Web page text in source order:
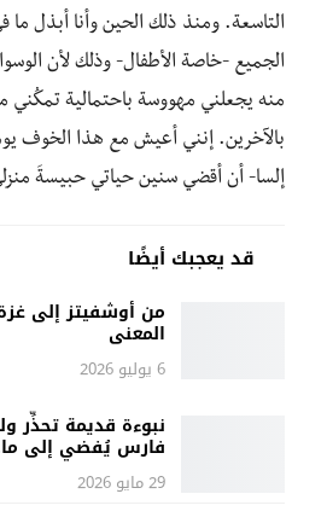
التاسعة. ومنذ ذلك الحين وأنا أبذل
الجميع -خاصة الأطفال- وذلك لأن
منه يجعلني مهووسة باحتمالية تمكُني
بالآخرين. إنني أعيش مع هذا الخوف
إلسا- أن أقضي سنين حياتي حبيسةَ
قد يعجبك أيضًا
من أوشفيتز إلى
المعنى
6 يوليو 2026
نبوءة قديمة تحذِّر
فارس يُفضي إلى
29 مايو 2026